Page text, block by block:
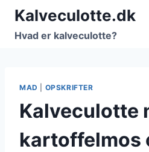
Fortsæt
indhold
Kalveculotte.dk
Hvad er kalveculotte?
MAD OPSKRIFTER
Kalveculotte
kartoffelmos